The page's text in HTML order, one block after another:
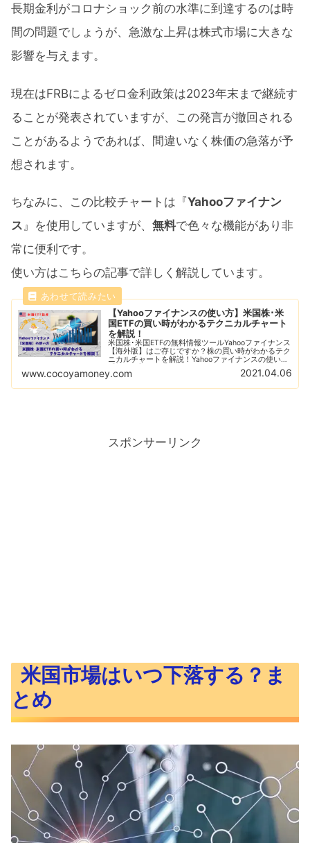
長期金利がコロナショック前の水準に到達するのは時
間の問題でしょうが、急激な上昇は株式市場に大きな
影響を与えます。
現在はFRBによるゼロ金利政策は2023年末まで継続す
ることが発表されていますが、この発言が撤回される
ことがあるようであれば、間違いなく株価の急落が予
想されます。
ちなみに、この比較チャートは『Yahooファイナン
ス』を使用していますが、 無料で色々な機能があり非
常に便利です。
使い方はこちらの記事で詳しく解説しています。
【Yahooファイナンスの使い方】米国株･米
国ETFの買い時がわかるテクニカルチャート
を解説！
米国株･米国ETFの無料情報ツールYahooファイナンス
【海外版】はご存じですか？株の買い時がわかるテク
ニカルチャートを解説！Yahooファイナンスの使い方
【初級編】RSI指数やボリンジャーバンド、恐怖指数
を利用して株の買い時を判断しよう！
www.cocoyamoney.com 2021.04.06
スポンサーリンク
米国市場はいつ下落する？ま
とめ